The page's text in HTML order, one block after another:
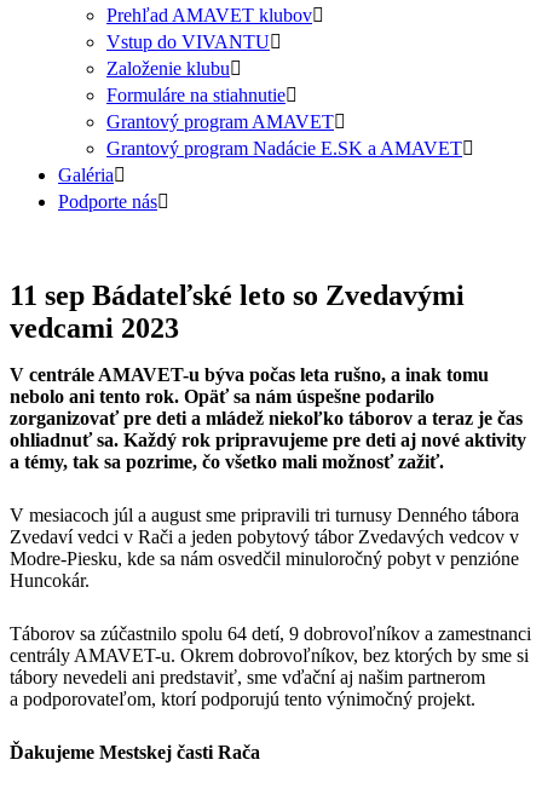
Prehľad AMAVET klubov
Vstup do VIVANTU
Založenie klubu
Formuláre na stiahnutie
Grantový program AMAVET
Grantový program Nadácie E.SK a AMAVET
Galéria
Podporte nás
11 sep Bádateľské leto so Zvedavými
vedcami 2023
V centrále AMAVET-u býva počas leta rušno, a inak tomu
nebolo ani tento rok. Opäť sa nám úspešne podarilo
zorganizovať pre deti a mládež niekoľko táborov a teraz je čas
ohliadnuť sa. Každý rok pripravujeme pre deti aj nové aktivity
a témy, tak sa pozrime, čo všetko mali možnosť zažiť.
V mesiacoch júl a august sme pripravili tri turnusy Denného tábora
Zvedaví vedci v Rači a jeden pobytový tábor Zvedavých vedcov v
Modre-Piesku, kde sa nám osvedčil minuloročný pobyt v penzióne
Huncokár.
Táborov sa zúčastnilo spolu 64 detí, 9 dobrovoľníkov a zamestnanci
centrály AMAVET-u. Okrem dobrovoľníkov, bez ktorých by sme si
tábory nevedeli ani predstaviť, sme vďační aj našim partnerom
a podporovateľom, ktorí podporujú tento výnimočný projekt.
Ďakujeme Mestskej časti Rača